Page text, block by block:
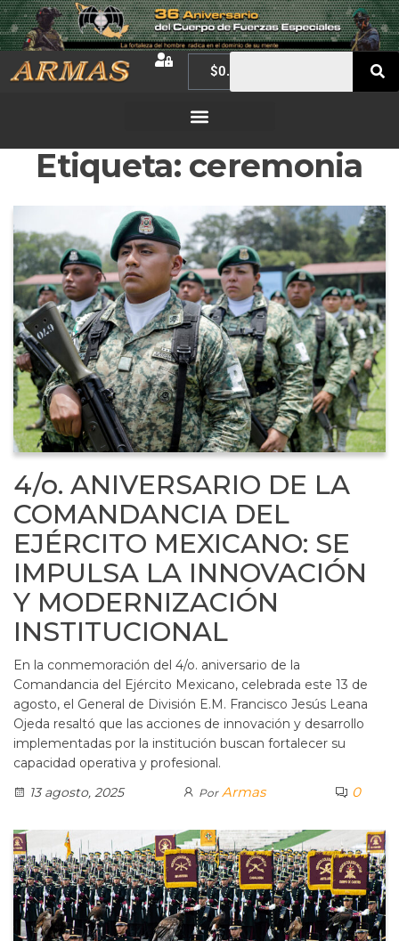
$0.00
Etiqueta: ceremonia
4/o. ANIVERSARIO DE LA
COMANDANCIA DEL
EJÉRCITO MEXICANO: SE
IMPULSA LA INNOVACIÓN
Y MODERNIZACIÓN
INSTITUCIONAL
En la conmemoración del 4/o. aniversario de la
Comandancia del Ejército Mexicano, celebrada este 13 de
agosto, el General de División E.M. Francisco Jesús Leana
Ojeda resaltó que las acciones de innovación y desarrollo
implementadas por la institución buscan fortalecer su
capacidad operativa y profesional.
13 agosto, 2025
Por Armas 0